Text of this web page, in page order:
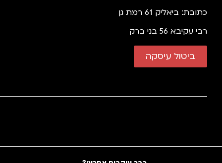
כתובת: ביאליק 61 רמת גן
רבי עקיבא 56 בני ברק
ביטול עיסקה